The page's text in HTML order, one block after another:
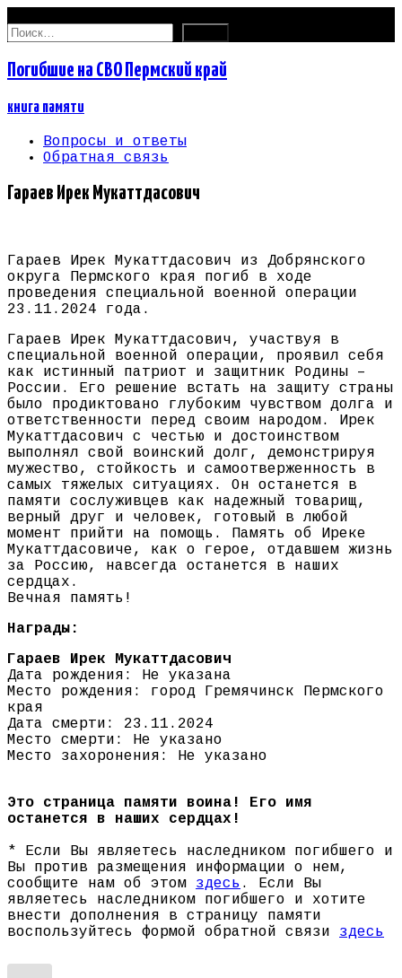
Найти:
Погибшие на СВО Пермский край
книга памяти
Вопросы и ответы
Обратная связь
Гараев Ирек Мукаттдасович
Гараев Ирек Мукаттдасович из Добрянского
округа Пермского края погиб в ходе
проведения специальной военной операции
23.11.2024 года.
Гараев Ирек Мукаттдасович, участвуя в
специальной военной операции, проявил себя
как истинный патриот и защитник Родины –
России. Его решение встать на защиту страны
было продиктовано глубоким чувством долга и
ответственности перед своим народом. Ирек
Мукаттдасович с честью и достоинством
выполнял свой воинский долг, демонстрируя
мужество, стойкость и самоотверженность в
самых тяжелых ситуациях. Он останется в
памяти сослуживцев как надежный товарищ,
верный друг и человек, готовый в любой
момент прийти на помощь. Память об Иреке
Мукаттдасовиче, как о герое, отдавшем жизнь
за Россию, навсегда останется в наших
сердцах.
Вечная память!
Награды:
Гараев Ирек Мукаттдасович
Дата рождения: Не указана
Место рождения: город Гремячинск Пермского
края
Дата смерти: 23.11.2024
Место смерти: Не указано
Место захоронения: Не указано
Это страница памяти воина! Его имя
останется в наших сердцах!
* Если Вы являетесь наследником погибшего и
Вы против размещения информации о нем,
сообщите нам об этом здесь . Если Вы
являетесь наследником погибшего и хотите
внести дополнения в страницу памяти
воспользуйтесь формой обратной связи здесь